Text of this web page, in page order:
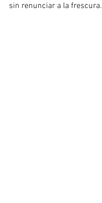
sin renunciar a la frescura.